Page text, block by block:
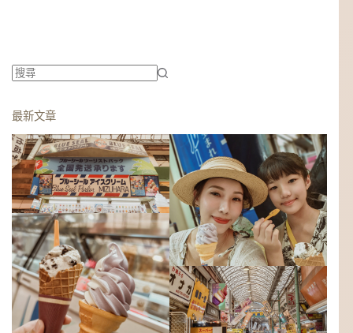
不
符
合
條
件
的
結
果
最新文章